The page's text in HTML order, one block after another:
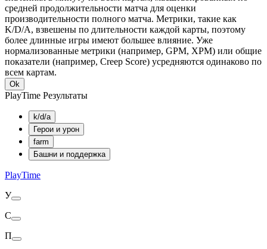
средней продолжительности матча для оценки
производительности полного матча. Метрики, такие как
K/D/A, взвешены по длительности каждой карты, поэтому
более длинные игры имеют большее влияние. Уже
нормализованные метрики (например, GPM, XPM) или общие
показатели (например, Creep Score) усредняются одинаково по
всем картам.
Ok
PlayTime Результаты
k/d/a
Герои и урон
farm
Башни и поддержка
PlayTime
У
С
П